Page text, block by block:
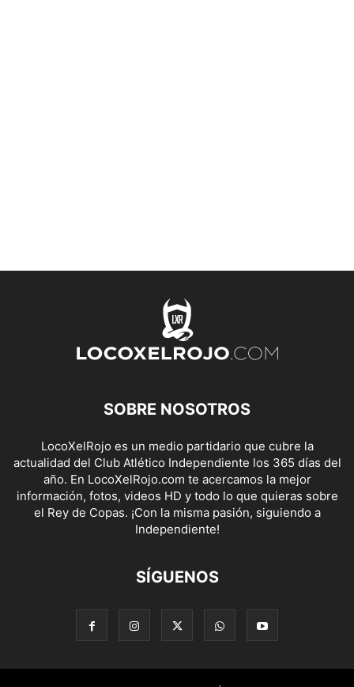
SOBRE NOSOTROS
LocoXelRojo es un medio partidario que cubre la
actualidad del Club Atlético Independiente los 365 días del
año. En LocoXelRojo.com te acercamos la mejor
información, fotos, videos HD y todo lo que quieras sobre
el Rey de Copas. ¡Con la misma pasión, siguiendo a
Independiente!
SÍGUENOS